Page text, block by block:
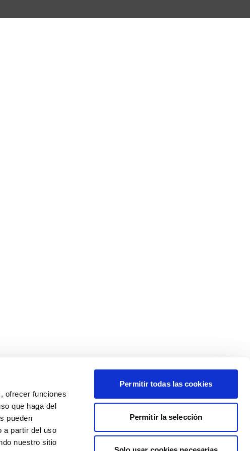
ofrecer funciones
que haga del
pueden
a partir del uso
nuestro sitio
Permitir todas las cookies
Permitir la selección